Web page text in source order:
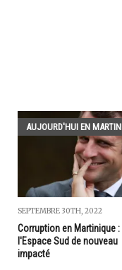
AUJOURD'HUI EN
SEPTEMBRE 30TH, 2022
Corruption en Martinique :
l'Espace Sud de nouveau
impacté